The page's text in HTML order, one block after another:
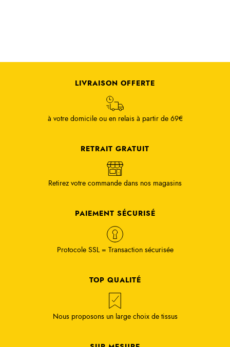
LIVRAISON OFFERTE
à votre domicile ou en relais à partir de 69€
RETRAIT GRATUIT
Retirez votre commande dans nos magasins
PAIEMENT SÉCURISÉ
Protocole SSL = Transaction sécurisée
TOP QUALITÉ
Nous proposons un large choix de tissus